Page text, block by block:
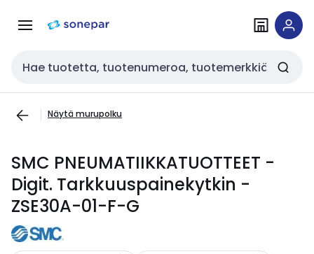
navigointiinsisältöön
Haku
Näytä murupolku
SMC PNEUMATIIKKATUOTTEET -
Digit. Tarkkuuspainekytkin -
ZSE30A-01-F-G